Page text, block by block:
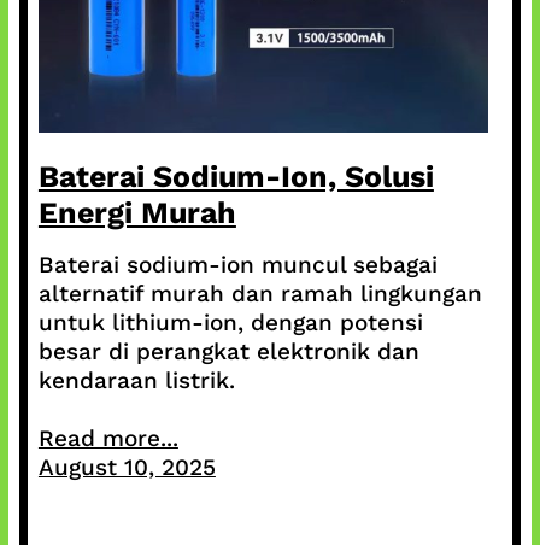
Baterai Sodium-Ion, Solusi
Energi Murah
Baterai sodium-ion muncul sebagai
alternatif murah dan ramah lingkungan
untuk lithium-ion, dengan potensi
besar di perangkat elektronik dan
kendaraan listrik.
Read more...
August 10, 2025